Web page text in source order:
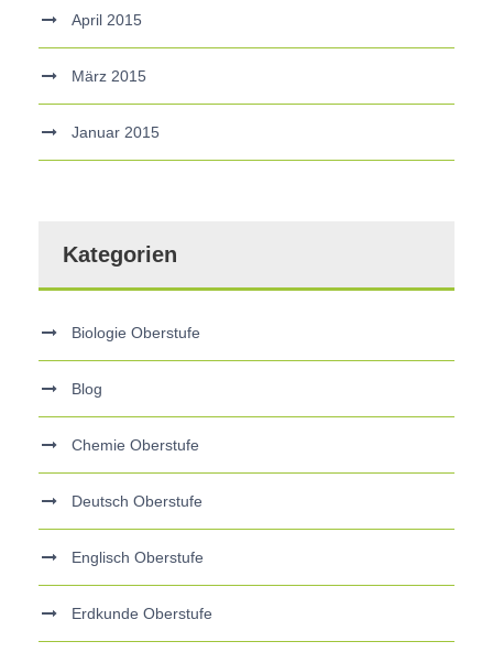
April 2015
März 2015
Januar 2015
Kategorien
Biologie Oberstufe
Blog
Chemie Oberstufe
Deutsch Oberstufe
Englisch Oberstufe
Erdkunde Oberstufe